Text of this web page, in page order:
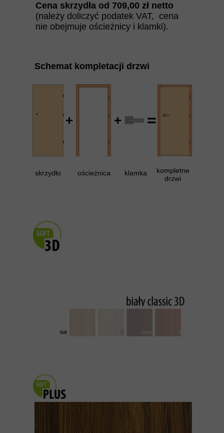
kompletne
drzwi
klamka
ościeżnica
skrzydło
=
+
+
Schemat kompletacji drzwi
Cena skrzydła od 709,00 zł netto
(należy doliczyć podatek VAT, cena
nie obejmuje ościeżnicy i klamki).